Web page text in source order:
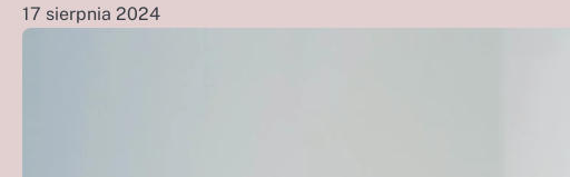
17 sierpnia 2024